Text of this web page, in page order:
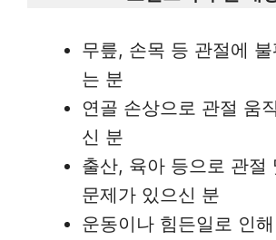
무릎, 손목 등 관절에
는 분
연골 손상으로 관절 움
신 분
출산, 육아 등으로 관절
문제가 있으신 분
운동이나 힘든일로 인